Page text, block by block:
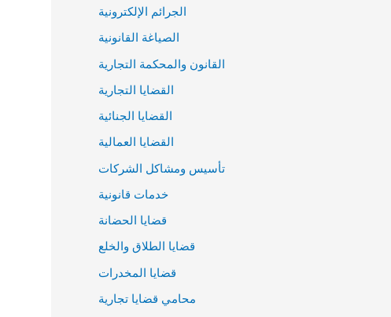
الجرائم الإلكترونية
الصياغة القانونية
القانون والمحكمة التجارية
القضايا التجارية
القضايا الجنائية
القضايا العمالية
تأسيس ومشاكل الشركات
خدمات قانونية
قضايا الحضانة
قضايا الطلاق والخلع
قضايا المخدرات
محامي قضايا تجارية